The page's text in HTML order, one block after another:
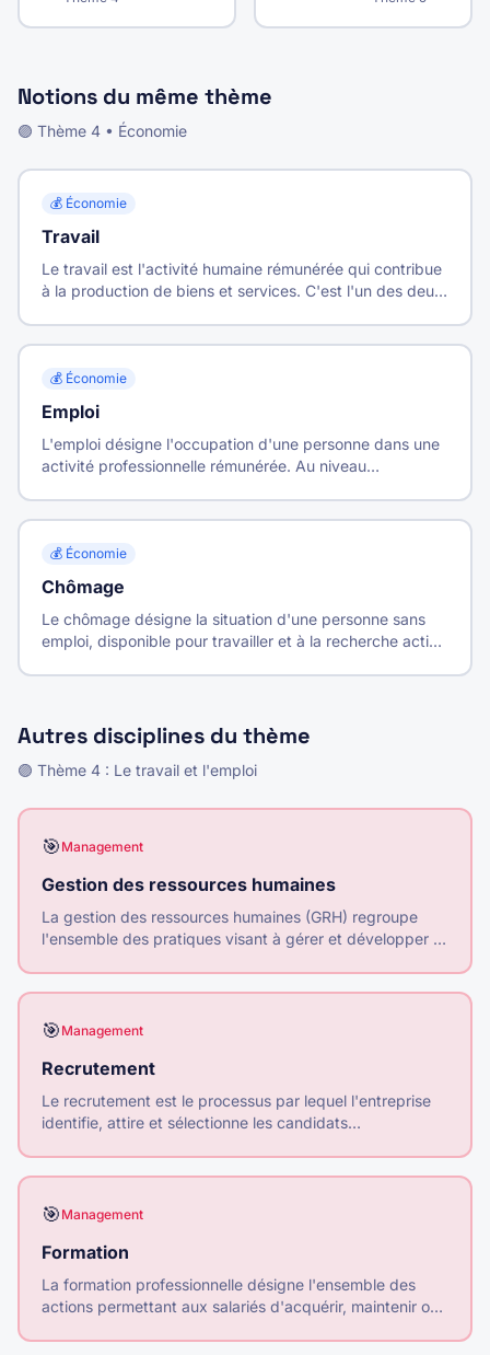
Notions du même thème
🟣 Thème 4 • Économie
💰 Économie
Travail
Le travail est l'activité humaine rémunérée qui contribue
à la production de biens et services. C'est l'un des deux
💰 Économie
Emploi
L'emploi désigne l'occupation d'une personne dans une
activité professionnelle rémunérée. Au niveau
💰 Économie
Chômage
Le chômage désigne la situation d'une personne sans
emploi, disponible pour travailler et à la recherche active
Autres disciplines du thème
🟣 Thème 4 : Le travail et l'emploi
🎯 Management
Gestion des ressources humaines
La gestion des ressources humaines (GRH) regroupe
l'ensemble des pratiques visant à gérer et développer le
🎯 Management
Recrutement
Le recrutement est le processus par lequel l'entreprise
identifie, attire et sélectionne les candidats
🎯 Management
Formation
La formation professionnelle désigne l'ensemble des
actions permettant aux salariés d'acquérir, maintenir ou